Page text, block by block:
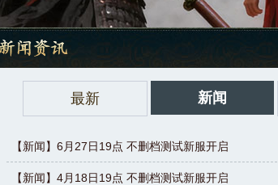
最新 新闻
【新闻】6月27日19点 不删档测试新服开启
【新闻】4月18日19点 不删档测试新服开启